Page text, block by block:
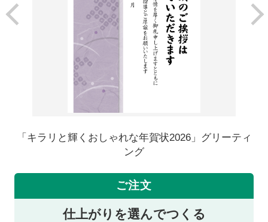
「キラリと輝くおしゃれな年賀状2026」グリーティ
ング
ご注文
仕上がりを選んでつくる